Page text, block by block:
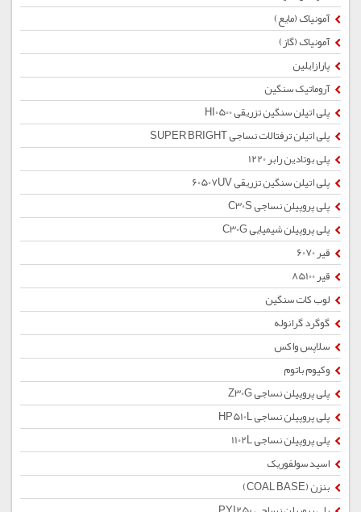
آمونیاک (مایع)
آمونیاک (گاز)
پارازایلین
آروماتیک سنگین
پلی اتیلن سنگین تزریقی HI0500
پلی اتیلن ترفتالات نساجی SUPER BRIGHT
پلی بوتادین رابر 1220
پلی اتیلن سنگین تزریقی 60507UV
پلی پروپیلن نساجی C30S
پلی پروپیلن شیمیایی C30G
قیر 6070
قیر 85100
لوب کات سنگین
گوگرد گرانوله
سلاپس واکس
وکیوم باتوم
پلی پروپیلن نساجی Z30G
پلی پروپیلن نساجی HP510L
پلی پروپیلن نساجی 1102L
اسید سولفوریک
بنزن (COAL BASE)